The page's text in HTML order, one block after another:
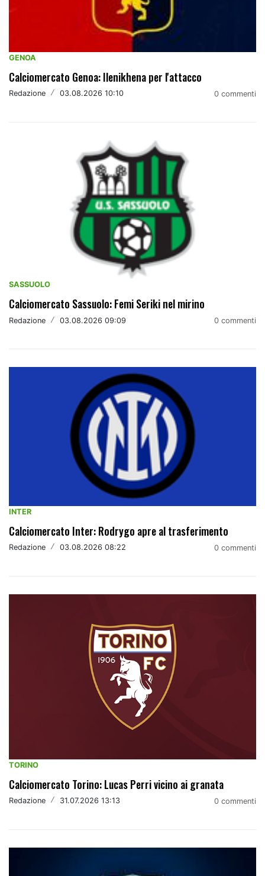
GENOA
Calciomercato Genoa: Ilenikhena per l'attacco
Redazione / 03.08.2026 10:10 0 commenti
SASSUOLO
Calciomercato Sassuolo: Femi Seriki nel mirino
Redazione / 03.08.2026 09:09 0 commenti
INTER
Calciomercato Inter: Rodrygo apre al trasferimento
Redazione / 03.08.2026 08:22 0 commenti
TORINO
Calciomercato Torino: Lucas Perri vicino ai granata
Redazione / 31.07.2026 13:13 0 commenti